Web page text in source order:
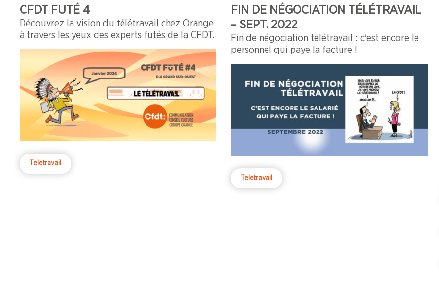
CFDT FUTÉ 4
Découvrez la vision du télétravail chez Orange
à travers les yeux des experts futés de la CFDT.
Teletravail
FIN DE NÉGOCIATION TÉLÉTRAVAIL
– SEPT. 2022
Fin de négociation télétravail : c'est encore le
personnel qui paye la facture !
Teletravail